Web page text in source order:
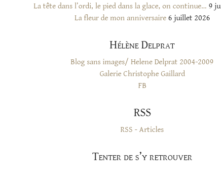
La tête dans l’ordi, le pied dans la glace, on continue… 9
La fleur de mon anniversaire 6 juillet 2026
Hélène Delprat
Blog sans images/ Helene Delprat 2004-2009
Galerie Christophe Gaillard
FB
RSS
RSS - Articles
Tenter de s’y retrouver